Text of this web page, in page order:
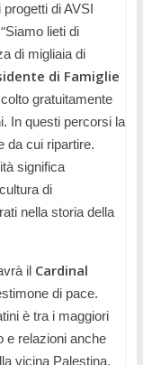
di AVSI
“Siamo lieti di
di migliaia di
di Famiglie
gratuitamente
In questi percorsi la
da cui ripartire.
significa
di
nella storia della
il Cardinal
di pace.
è tra i maggiori
e relazioni anche
vicina Palestina.